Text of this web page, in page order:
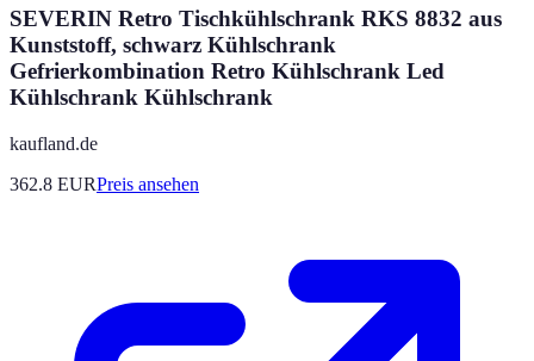
SEVERIN Retro Tischkühlschrank RKS 8832 aus
Kunststoff, schwarz Kühlschrank
Gefrierkombination Retro Kühlschrank Led
Kühlschrank Kühlschrank
kaufland.de
362.8 EURPreis ansehen